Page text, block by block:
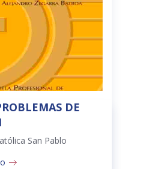
DE
San Pablo